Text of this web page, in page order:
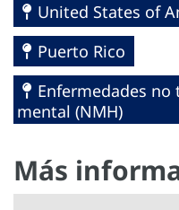
United States of
Puerto Rico
Enfermedades
mental (NMH)
Más